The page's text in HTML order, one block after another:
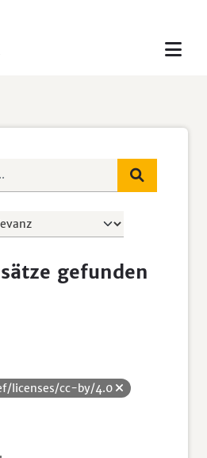
gefunden
licenses/cc-by/4.0